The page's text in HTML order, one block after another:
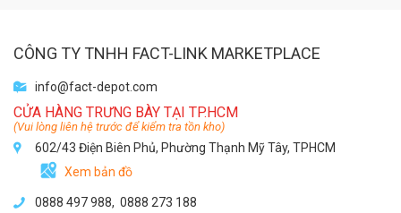
CÔNG TY TNHH FACT-LINK MARKETPLACE
info@fact-depot.com
CỬA HÀNG TRƯNG BÀY TẠI TP.HCM
(Vui lòng liên hệ trước để kiểm tra tồn kho)
602/43 Điện Biên Phủ, Phường Thạnh Mỹ Tây, TPHCM
Xem bản đồ
0888 497 988, 0888 273 188